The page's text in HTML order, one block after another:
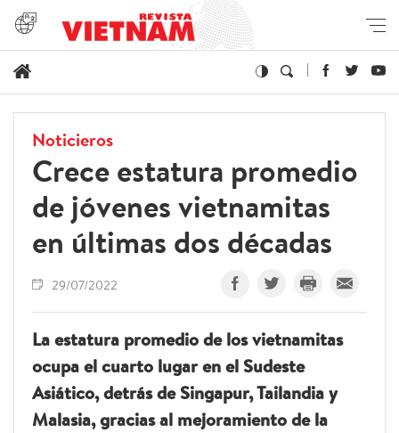
Noticieros
Crece estatura promedio
de jóvenes vietnamitas
en últimas dos décadas
29/07/2022
La estatura promedio de los vietnamitas
ocupa el cuarto lugar en el Sudeste
Asiático, detrás de Singapur, Tailandia y
Malasia, gracias al mejoramiento de la